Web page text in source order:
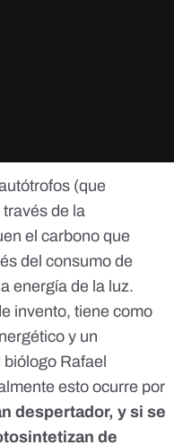
(que
de la
el carbono que
del consumo de
energía de la luz.
invento, tiene como
y un
biólogo Rafael
esto ocurre por
despertador, y si se
de